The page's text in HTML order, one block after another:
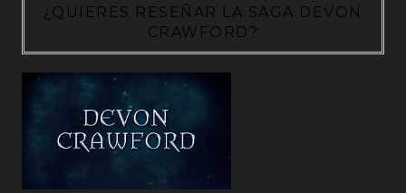
¿QUIERES RESEÑAR LA SAGA DEVON
CRAWFORD?